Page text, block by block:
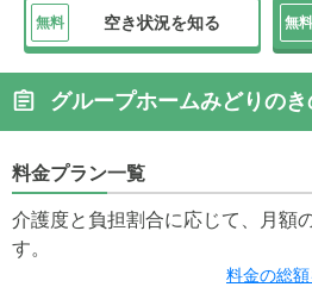
無料 空き状況を知る 無料
グループホームみどりの
料金プラン一覧
介護度と負担割合に応じて、月額
す。
料金の総